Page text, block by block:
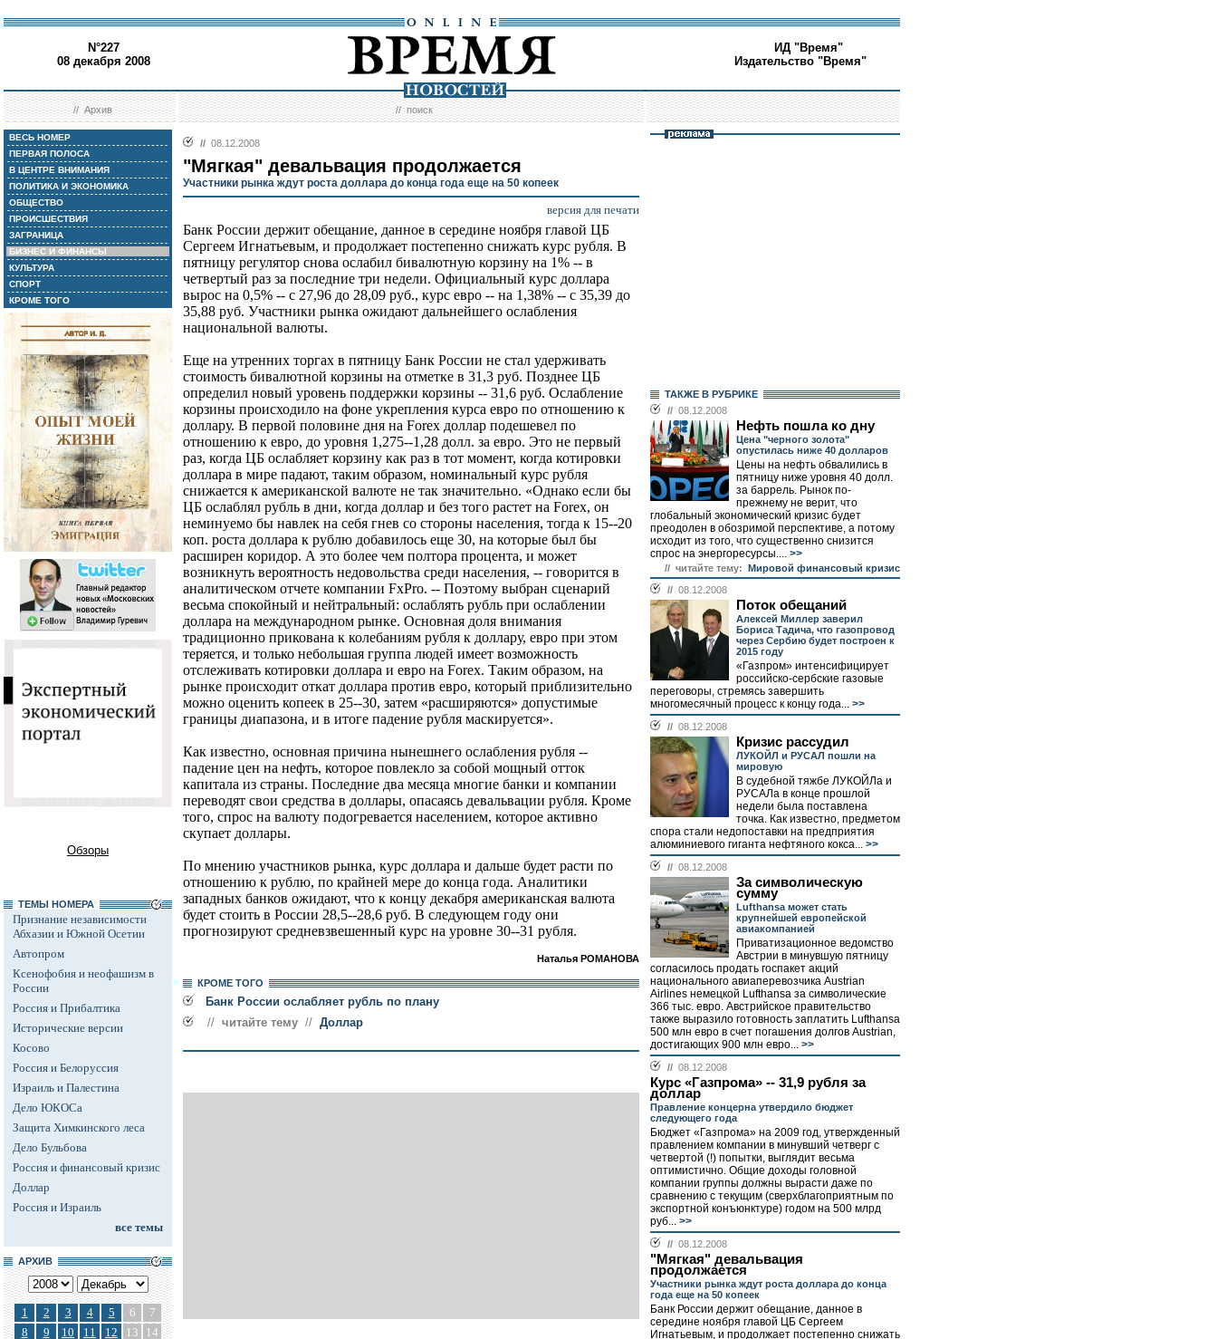
N°227
08 декабря 2008
ИД "Время"
Издательство "Время"
//Архив //поиск
ВЕСЬ НОМЕР
ПЕРВАЯ ПОЛОСА
В ЦЕНТРЕ ВНИМАНИЯ
ПОЛИТИКА И ЭКОНОМИКА
ОБЩЕСТВО
ПРОИСШЕСТВИЯ
ЗАГРАНИЦА
БИЗНЕС И ФИНАНСЫ
КУЛЬТУРА
СПОРТ
КРОМЕ ТОГО
Обзоры
ТЕМЫ НОМЕРА
Признание независимости
Абхазии и Южной Осетии
Автопром
Ксенофобия и неофашизм в
России
Россия и Прибалтика
Исторические версии
Косово
Россия и Белоруссия
Израиль и Палестина
Дело ЮКОСа
Защита Химкинского леса
Дело Бульбова
Россия и финансовый кризис
Доллар
Россия и Израиль
все темы
АРХИВ
1 2 3 4 5 6
7
8
9 10 11 12 13
14
// 08.12.2008
"Мягкая" девальвация продолжается
Участники рынка ждут роста доллара до конца года еще на 50 копеек
версия для печати
Банк России держит обещание, данное в середине ноября главой ЦБ
Сергеем Игнатьевым, и продолжает постепенно снижать курс рубля. В
пятницу регулятор снова ослабил бивалютную корзину на 1% -- в
четвертый раз за последние три недели. Официальный курс доллара
вырос на 0,5% -- с 27,96 до 28,09 руб., курс евро -- на 1,38% -- с 35,39 до
35,88 руб. Участники рынка ожидают дальнейшего ослабления
национальной валюты.
Еще на утренних торгах в пятницу Банк России не стал удерживать
стоимость бивалютной корзины на отметке в 31,3 руб. Позднее ЦБ
определил новый уровень поддержки корзины -- 31,6 руб. Ослабление
корзины происходило на фоне укрепления курса евро по отношению к
доллару. В первой половине дня на Forex доллар подешевел по
отношению к евро, до уровня 1,275--1,28 долл. за евро. Это не первый
раз, когда ЦБ ослабляет корзину как раз в тот момент, когда котировки
доллара в мире падают, таким образом, номинальный курс рубля
снижается к американской валюте не так значительно. «Однако если бы
ЦБ ослаблял рубль в дни, когда доллар и без того растет на Forex, он
неминуемо бы навлек на себя гнев со стороны населения, тогда к 15--20
коп. роста доллара к рублю добавилось еще 30, на которые был бы
расширен коридор. А это более чем полтора процента, и может
возникнуть вероятность недовольства среди населения, -- говорится в
аналитическом отчете компании FxPro. -- Поэтому выбран сценарий
весьма спокойный и нейтральный: ослаблять рубль при ослаблении
доллара на международном рынке. Основная доля внимания
традиционно прикована к колебаниям рубля к доллару, евро при этом
теряется, и только небольшая группа людей имеет возможность
отслеживать котировки доллара и евро на Forex. Таким образом, на
рынке происходит откат доллара против евро, который приблизительно
можно оценить копеек в 25--30, затем «расширяются» допустимые
границы диапазона, и в итоге падение рубля маскируется».
Как известно, основная причина нынешнего ослабления рубля --
падение цен на нефть, которое повлекло за собой мощный отток
капитала из страны. Последние два месяца многие банки и компании
переводят свои средства в доллары, опасаясь девальвации рубля. Кроме
того, спрос на валюту подогревается населением, которое активно
скупает доллары.
По мнению участников рынка, курс доллара и дальше будет расти по
отношению к рублю, по крайней мере до конца года. Аналитики
западных банков ожидают, что к концу декабря американская валюта
будет стоить в России 28,5--28,6 руб. В следующем году они
прогнозируют средневзвешенный курс на уровне 30--31 рубля.
Наталья РОМАНОВА
КРОМЕ ТОГО
Банк России ослабляет рубль по плану
// читайте тему // Доллар
ТАКЖЕ В РУБРИКЕ
// 08.12.2008
Нефть пошла ко дну
Цена "черного золота"
опустилась ниже 40 долларов
Цены на нефть обвалились в
пятницу ниже уровня 40 долл.
за баррель. Рынок по-
прежнему не верит, что
глобальный экономический кризис будет
преодолен в обозримой перспективе, а потому
исходит из того, что существенно снизится
спрос на энергоресурсы.... >>
// читайте тему: Мировой финансовый кризис
// 08.12.2008
Поток обещаний
Алексей Миллер заверил
Бориса Тадича, что газопровод
через Сербию будет построен к
2015 году
«Газпром» интенсифицирует
российско-сербские газовые
переговоры, стремясь завершить
многомесячный процесс к концу года... >>
// 08.12.2008
Кризис рассудил
ЛУКОЙЛ и РУСАЛ пошли на
мировую
В судебной тяжбе ЛУКОЙЛа и
РУСАЛа в конце прошлой
недели была поставлена
точка. Как известно, предметом
спора стали недопоставки на предприятия
алюминиевого гиганта нефтяного кокса... >>
// 08.12.2008
За символическую
сумму
Lufthansa может стать
крупнейшей европейской
авиакомпанией
Приватизационное ведомство
Австрии в минувшую пятницу
согласилось продать госпакет акций
национального авиаперевозчика Austrian
Airlines немецкой Lufthansa за символические
366 тыс. евро. Австрийское правительство
также выразило готовность заплатить Lufthansa
500 млн евро в счет погашения долгов Austrian,
достигающих 900 млн евро... >>
// 08.12.2008
Курс «Газпрома» -- 31,9 рубля за
доллар
Правление концерна утвердило бюджет
следующего года
Бюджет «Газпрома» на 2009 год, утвержденный
правлением компании в минувший четверг с
четвертой (!) попытки, выглядит весьма
оптимистично. Общие доходы головной
компании группы должны вырасти даже по
сравнению с текущим (сверхблагоприятным по
экспортной конъюнктуре) годом на 500 млрд
руб... >>
// 08.12.2008
"Мягкая" девальвация
продолжается
Участники рынка ждут роста доллара до конца
года еще на 50 копеек
Банк России держит обещание, данное в
середине ноября главой ЦБ Сергеем
Игнатьевым, и продолжает постепенно снижать